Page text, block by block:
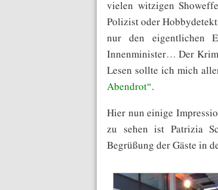
vielen witzigen
Polizist oder
nur den eigentlichen
Innenminister… Der
Lesen sollte ich mich
Abendrot“
Hier nun einige
zu sehen ist Patrizia
Begrüßung der Gäste in